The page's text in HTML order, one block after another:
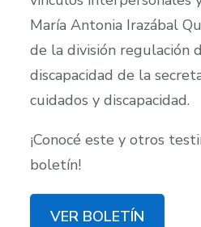
María Antonia Irazábal
de la división regulación
discapacidad de la
cuidados y discapacidad.
¡Conocé este y otros
boletín!
VER BOLETÍN